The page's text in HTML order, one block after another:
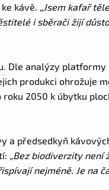
kávě. „Jsem kafař
i sběrači žijí
Dle analýzy platformy
produkci ohrožuje
2050 k úbytku
a předsedkyň
„Bez biodiverzity není
nejméně. Je na